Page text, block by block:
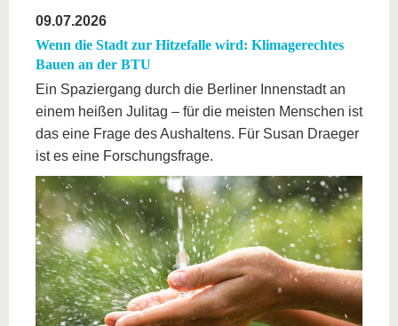
09.07.2026
Wenn die Stadt zur Hitzefalle wird: Klimagerechtes
Bauen an der BTU
Ein Spaziergang durch die Berliner Innenstadt an
einem heißen Julitag – für die meisten Menschen ist
das eine Frage des Aushaltens. Für Susan Draeger
ist es eine Forschungsfrage.